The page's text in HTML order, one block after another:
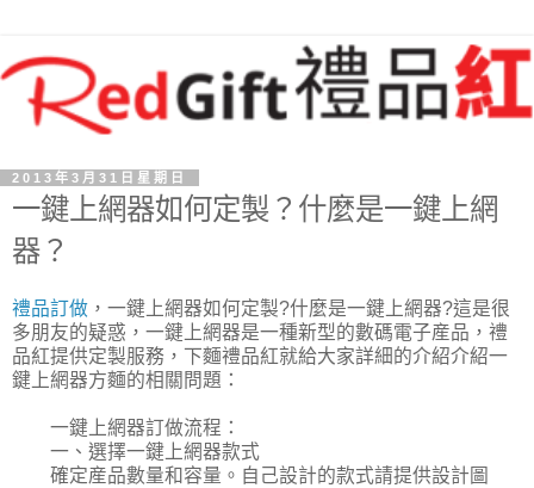
2013年3月31日星期日
一鍵上網器如何定製？什麼是一鍵上網
器？
禮品訂做 ，一鍵上網器如何定製?什麼是一鍵上網器?這是很
多朋友的疑惑，一鍵上網器是一種新型的數碼電子産品，禮
品紅提供定製服務，下麵禮品紅就給大家詳細的介紹介紹一
鍵上網器方麵的相關問題：
一鍵上網器訂做流程：
一、選擇一鍵上網器款式
確定産品數量和容量。自己設計的款式請提供設計圖